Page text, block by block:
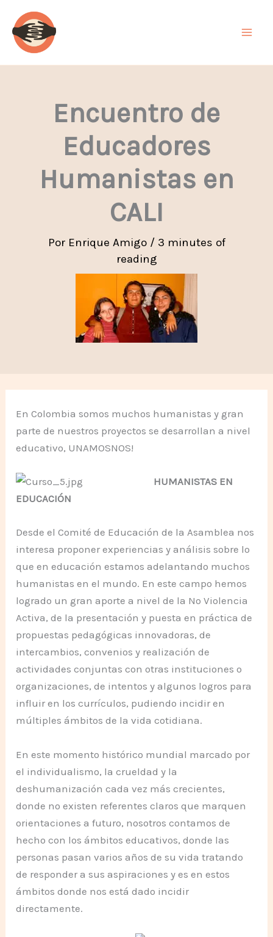
contenido
Encuentro de
Educadores
Humanistas en
CALI
Por Enrique Amigo / 3 minutes of
reading
En Colombia somos muchos humanistas y gran
parte de nuestros proyectos se desarrollan a nivel
educativo, UNAMOSNOS!
HUMANISTAS EN
EDUCACIÓN
Desde el Comité de Educación de la Asamblea nos
interesa proponer experiencias y análisis sobre lo
que en educación estamos adelantando muchos
humanistas en el mundo. En este campo hemos
logrado un gran aporte a nivel de la No Violencia
Activa, de la presentación y puesta en práctica de
propuestas pedagógicas innovadoras, de
intercambios, convenios y realización de
actividades conjuntas con otras instituciones o
organizaciones, de intentos y algunos logros para
influir en los currículos, pudiendo incidir en
múltiples ámbitos de la vida cotidiana.
En este momento histórico mundial marcado por
el individualismo, la crueldad y la
deshumanización cada vez más crecientes,
donde no existen referentes claros que marquen
orientaciones a futuro, nosotros contamos de
hecho con los ámbitos educativos, donde las
personas pasan varios años de su vida tratando
de responder a sus aspiraciones y es en estos
ámbitos donde nos está dado incidir
directamente.